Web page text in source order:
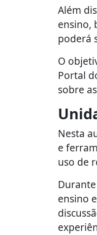
Além
ensino,
poderá
O
Portal
sobre
Nesta
e
uso de
ensino